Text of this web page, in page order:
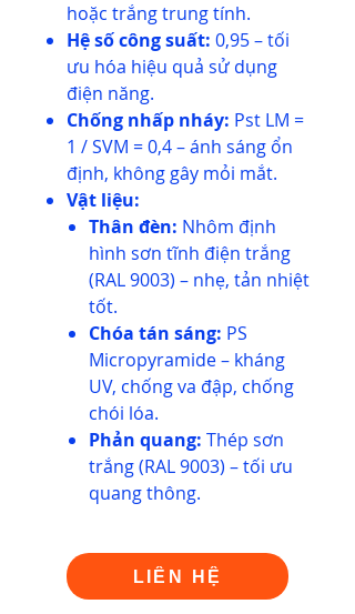
hoặc trắng trung tính.
Hệ số công suất: 0,95 – tối
ưu hóa hiệu quả sử dụng
điện năng.
Chống nhấp nháy: Pst LM =
1 / SVM = 0,4 – ánh sáng ổn
định, không gây mỏi mắt.
Vật liệu:
Thân đèn: Nhôm định
hình sơn tĩnh điện trắng
(RAL 9003) – nhẹ, tản nhiệt
tốt.
Chóa tán sáng: PS
Micropyramide – kháng
UV, chống va đập, chống
chói lóa.
Phản quang: Thép sơn
trắng (RAL 9003) – tối ưu
quang thông.
LIÊN HỆ